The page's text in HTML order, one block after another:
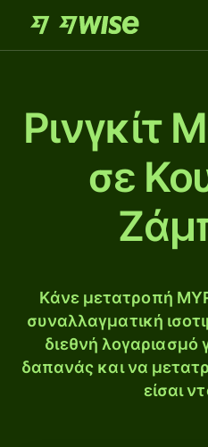
Ρινγκίτ
σε
Κάνε μετατροπή
συναλλαγματική
διεθνή λογαριασμό
δαπανάς και να
είσαι